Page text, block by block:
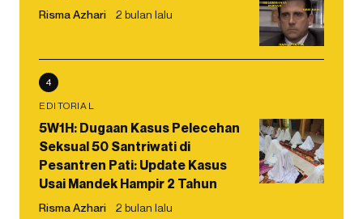
Risma Azhari 2 bulan lalu
4
EDITORIAL
5W1H: Dugaan Kasus Pelecehan
Seksual 50 Santriwati di
Pesantren Pati: Update Kasus
Usai Mandek Hampir 2 Tahun
Risma Azhari 2 bulan lalu